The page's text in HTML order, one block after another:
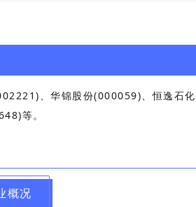
、华锦股份(000059)、恒逸石
等。
概况